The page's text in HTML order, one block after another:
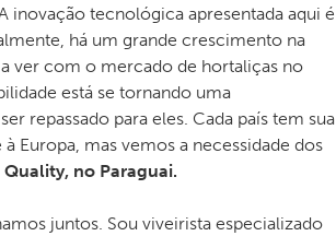
tecnológica apresentada aqui é
há um grande crescimento na
ver com o mercado de hortaliças no
está se tornando uma
repassado para eles. Cada país tem sua
Europa, mas vemos a necessidade dos
no Paraguai.
juntos. Sou viveirista especializado